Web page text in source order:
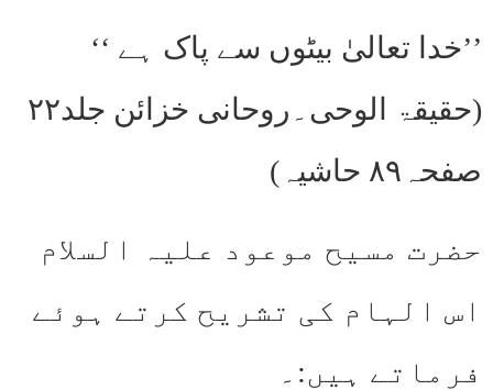
’’خدا تعالیٰ بیٹوں سے پاک ہے ‘‘
(حقیقۃ الوحی۔روحانی خزائن جلد۲۲
صفحہ۸۹ حاشیہ)
حضرت مسیح موعود علیہ السلام
اس الہام کی تشریح کرتے ہوئے
فرماتے ہیں:۔